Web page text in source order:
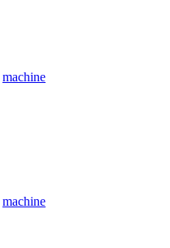
machine
machine